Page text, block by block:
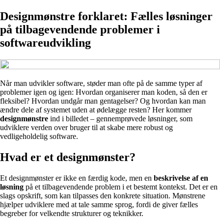
Designmønstre forklaret: Fælles løsninger
på tilbagevendende problemer i
softwareudvikling
Når man udvikler software, støder man ofte på de samme typer af
problemer igen og igen: Hvordan organiserer man koden, så den er
fleksibel? Hvordan undgår man gentagelser? Og hvordan kan man
ændre dele af systemet uden at ødelægge resten? Her kommer
designmønstre ind i billedet – gennemprøvede løsninger, som
udviklere verden over bruger til at skabe mere robust og
vedligeholdelig software.
Hvad er et designmønster?
Et designmønster er ikke en færdig kode, men en beskrivelse af en
løsning på et tilbagevendende problem i et bestemt kontekst. Det er en
slags opskrift, som kan tilpasses den konkrete situation. Mønstrene
hjælper udviklere med at tale samme sprog, fordi de giver fælles
begreber for velkendte strukturer og teknikker.